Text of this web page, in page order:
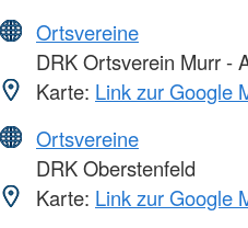
Ortsvereine
DRK Ortsverein Murr -
Karte: Link zur Google
Ortsvereine
DRK Oberstenfeld
Karte: Link zur Google